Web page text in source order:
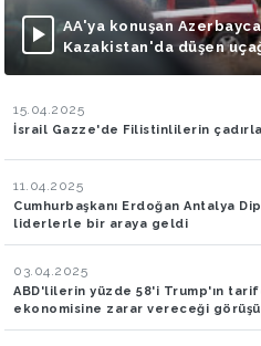
AA'ya konuşan
Kazakistan'da düşen
iddialarını doğruladı
15.04.2025
İsrail Gazze'de Filistinlilerin
11.04.2025
Cumhurbaşkanı Erdoğan Antalya
liderlerle bir araya geldi
03.04.2025
ABD'lilerin yüzde 58'i Trump'ın
ekonomisine zarar vereceği